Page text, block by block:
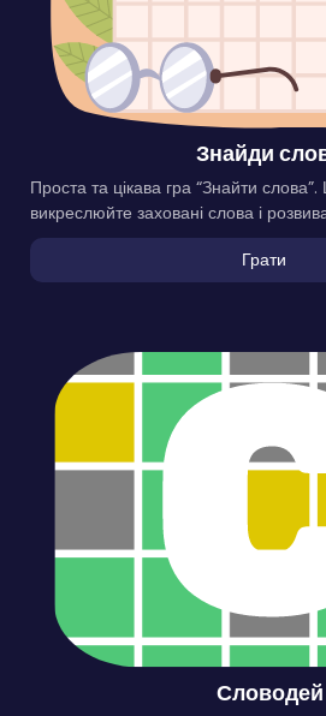
Знайди
Проста та цікава гра “Знайти
викреслюйте заховані слова і
Грати
Словодей